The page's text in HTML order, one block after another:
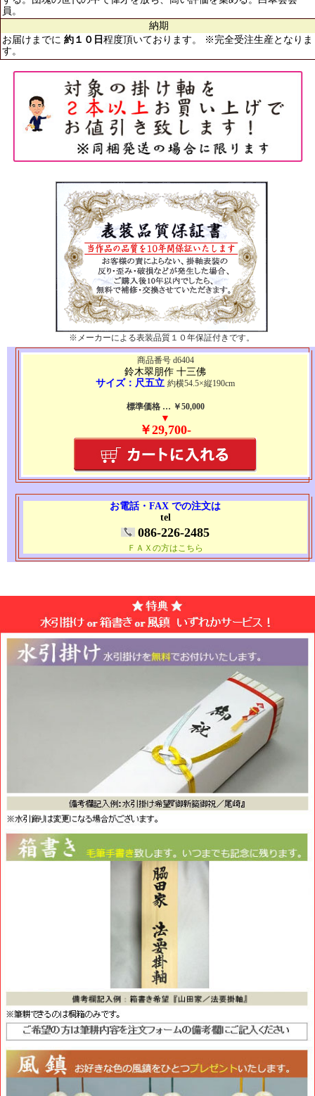
員。
納期
お届けまでに 約１０日 程度頂いております。 ※完全受注生産となりま
す。
※メーカーによる表装品質１０年保証付きです。
商品番号 d6404
鈴木翠朋作 十三佛
サイズ：尺五立 約横54.5×縦190cm
標準価格 … ￥50,000
▼
￥29,700-
お電話・FAX での注文は
tel
086-226-2485
ＦＡＸの方はこちら